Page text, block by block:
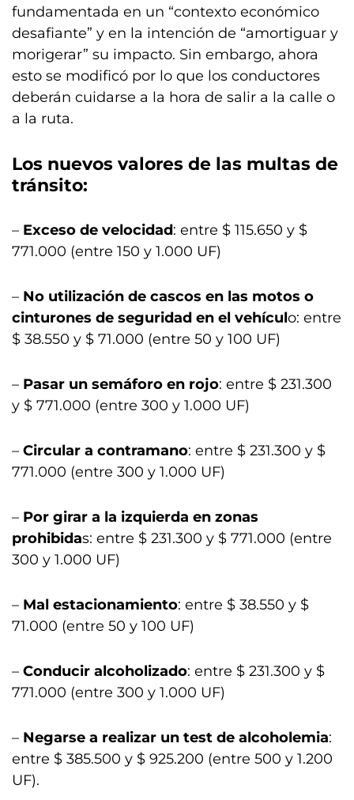
fundamentada en un “contexto económico
desafiante” y en la intención de “amortiguar y
morigerar” su impacto. Sin embargo, ahora
esto se modificó por lo que los conductores
deberán cuidarse a la hora de salir a la calle o
a la ruta.
Los nuevos valores de las multas de
tránsito:
– Exceso de velocidad: entre $ 115.650 y $
771.000 (entre 150 y 1.000 UF)
– No utilización de cascos en las motos o
cinturones de seguridad en el vehículo: entre
$ 38.550 y $ 71.000 (entre 50 y 100 UF)
– Pasar un semáforo en rojo: entre $ 231.300
y $ 771.000 (entre 300 y 1.000 UF)
– Circular a contramano: entre $ 231.300 y $
771.000 (entre 300 y 1.000 UF)
– Por girar a la izquierda en zonas
prohibidas: entre $ 231.300 y $ 771.000 (entre
300 y 1.000 UF)
– Mal estacionamiento: entre $ 38.550 y $
71.000 (entre 50 y 100 UF)
– Conducir alcoholizado: entre $ 231.300 y $
771.000 (entre 300 y 1.000 UF)
– Negarse a realizar un test de alcoholemia:
entre $ 385.500 y $ 925.200 (entre 500 y 1.200
UF).